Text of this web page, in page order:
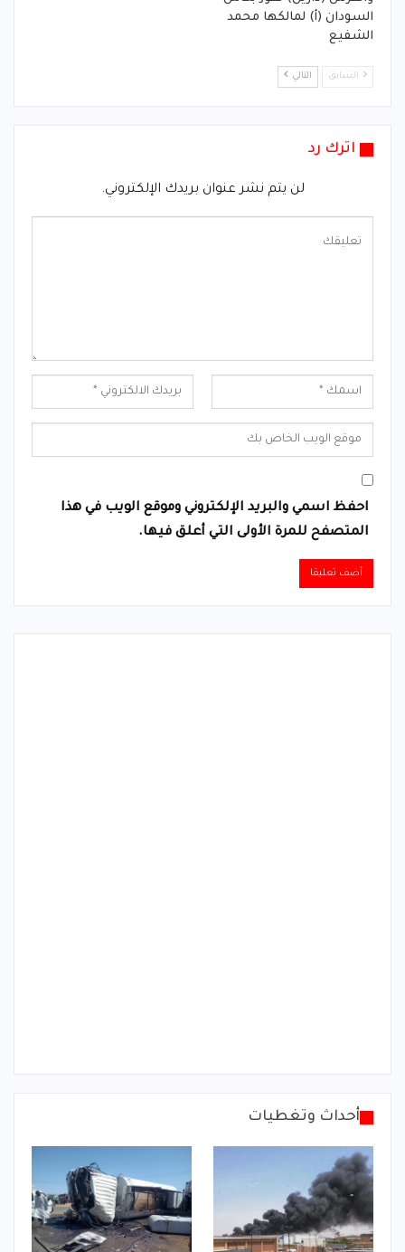
السودان (أ) لمالكها محمد
الشفيع
السابق التالي
اترك رد
لن يتم نشر عنوان بريدك الإلكتروني.
احفظ اسمي والبريد الإلكتروني وموقع الويب في هذا
المتصفح للمرة الأولى التي أعلق فيها.
أحداث وتغطيات